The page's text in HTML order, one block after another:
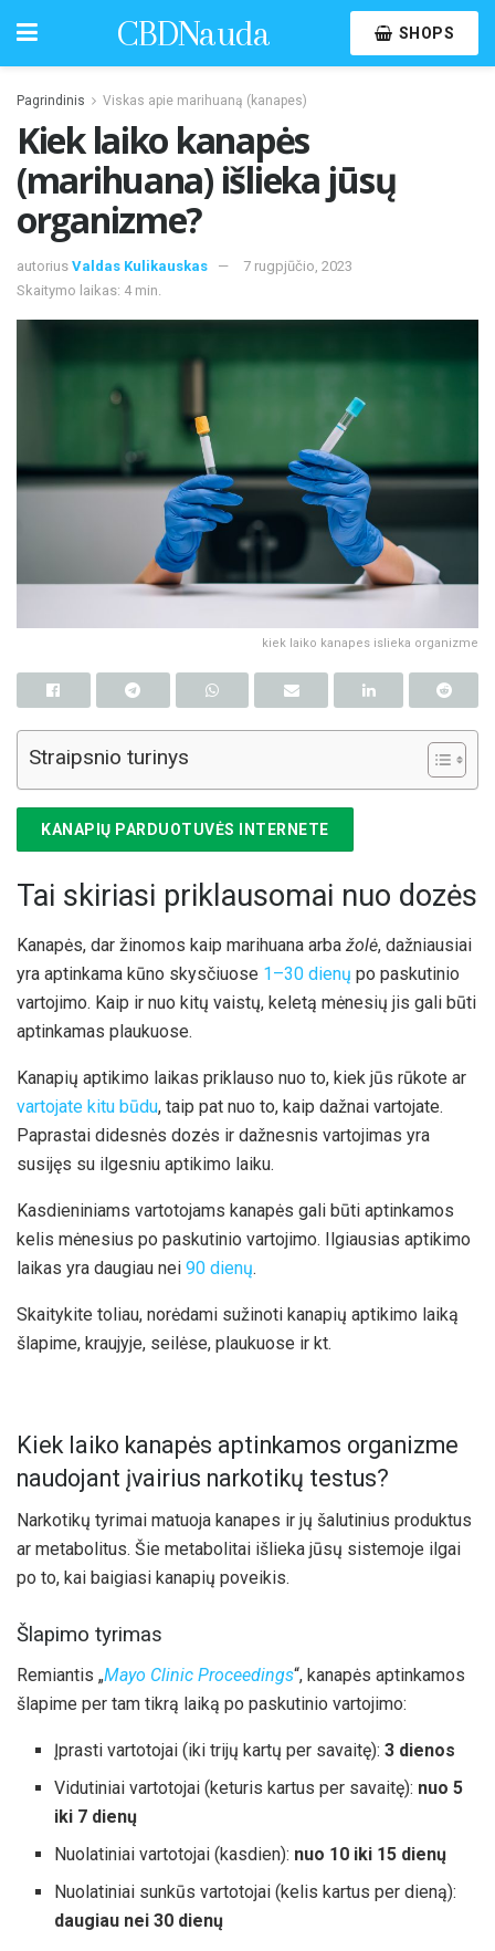
CBDNauda SHOPS
Pagrindinis Viskas apie marihuaną (kanapes)
Kiek laiko kanapės
(marihuana) išlieka jūsų
organizme?
autorius Valdas Kulikauskas
7 rugpjūčio, 2023
Skaitymo laikas: 4 min.
kiek laiko kanapes islieka organizme
Straipsnio turinys
KANAPIŲ PARDUOTUVĖS INTERNETE
Tai skiriasi priklausomai nuo dozės
Kanapės, dar žinomos kaip marihuana arba žolė, dažniausiai
yra aptinkama kūno skysčiuose 1–30 dienų po paskutinio
vartojimo. Kaip ir nuo kitų vaistų, keletą mėnesių jis gali būti
aptinkamas plaukuose.
Kanapių aptikimo laikas priklauso nuo to, kiek jūs rūkote ar
vartojate kitu būdu, taip pat nuo to, kaip dažnai vartojate.
Paprastai didesnės dozės ir dažnesnis vartojimas yra
susijęs su ilgesniu aptikimo laiku.
Kasdieniniams vartotojams kanapės gali būti aptinkamos
kelis mėnesius po paskutinio vartojimo. Ilgiausias aptikimo
laikas yra daugiau nei 90 dienų.
Skaitykite toliau, norėdami sužinoti kanapių aptikimo laiką
šlapime, kraujyje, seilėse, plaukuose ir kt.
Kiek laiko kanapės aptinkamos organizme
naudojant įvairius narkotikų testus?
Narkotikų tyrimai matuoja kanapes ir jų šalutinius produktus
ar metabolitus. Šie metabolitai išlieka jūsų sistemoje ilgai
po to, kai baigiasi kanapių poveikis.
Šlapimo tyrimas
Remiantis „Mayo Clinic Proceedings“, kanapės aptinkamos
šlapime per tam tikrą laiką po paskutinio vartojimo:
Įprasti vartotojai (iki trijų kartų per savaitę):3 dienos
Vidutiniai vartotojai (keturis kartus per savaitę): nuo 5
iki 7 dienų
Nuolatiniai vartotojai (kasdien): nuo 10 iki 15 dienų
Nuolatiniai sunkūs vartotojai (kelis kartus per dieną):
daugiau nei 30 dienų